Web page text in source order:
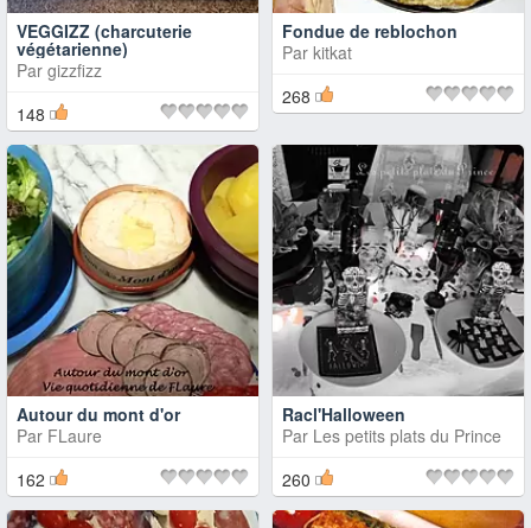
VEGGIZZ (charcuterie
végétarienne)
Par gizzfizz
148
Fondue de reblochon
Par kitkat
268
Autour du mont d'or
Par FLaure
162
Racl'Halloween
Par Les petits plats du Prince
260